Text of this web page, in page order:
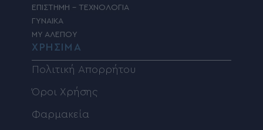
ΕΠΙΣΤΗΜΗ – ΤΕΧΝΟΛΟΓΙΑ
ΓΥΝΑΙΚΑ
MY ΑΛΕΠΟΥ
ΧΡΗΣΙΜΑ
Πολιτική Απορρήτου
Όροι Χρήσης
Φαρμακεία